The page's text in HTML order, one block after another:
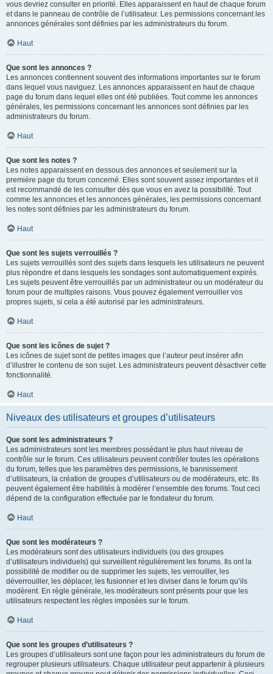
vous devriez consulter en priorité. Elles apparaissent en haut de chaque forum
et dans le panneau de contrôle de l’utilisateur. Les permissions concernant les
annonces générales sont définies par les administrateurs du forum.
Haut
Que sont les annonces ?
Les annonces contiennent souvent des informations importantes sur le forum
dans lequel vous naviguez. Les annonces apparaissent en haut de chaque
page du forum dans lequel elles ont été publiées. Tout comme les annonces
générales, les permissions concernant les annonces sont définies par les
administrateurs du forum.
Haut
Que sont les notes ?
Les notes apparaissent en dessous des annonces et seulement sur la
première page du forum concerné. Elles sont souvent assez importantes et il
est recommandé de les consulter dès que vous en avez la possibilité. Tout
comme les annonces et les annonces générales, les permissions concernant
les notes sont définies par les administrateurs du forum.
Haut
Que sont les sujets verrouillés ?
Les sujets verrouillés sont des sujets dans lesquels les utilisateurs ne peuvent
plus répondre et dans lesquels les sondages sont automatiquement expirés.
Les sujets peuvent être verrouillés par un administrateur ou un modérateur du
forum pour de multiples raisons. Vous pouvez également verrouiller vos
propres sujets, si cela a été autorisé par les administrateurs.
Haut
Que sont les icônes de sujet ?
Les icônes de sujet sont de petites images que l’auteur peut insérer afin
d’illustrer le contenu de son sujet. Les administrateurs peuvent désactiver cette
fonctionnalité.
Haut
Niveaux des utilisateurs et groupes d’utilisateurs
Que sont les administrateurs ?
Les administrateurs sont les membres possédant le plus haut niveau de
contrôle sur le forum. Ces utilisateurs peuvent contrôler toutes les opérations
du forum, telles que les paramètres des permissions, le bannissement
d’utilisateurs, la création de groupes d’utilisateurs ou de modérateurs, etc. Ils
peuvent également être habilités à modérer l’ensemble des forums. Tout ceci
dépend de la configuration effectuée par le fondateur du forum.
Haut
Que sont les modérateurs ?
Les modérateurs sont des utilisateurs individuels (ou des groupes
d’utilisateurs individuels) qui surveillent régulièrement les forums. Ils ont la
possibilité de modifier ou de supprimer les sujets, les verrouiller, les
déverrouiller, les déplacer, les fusionner et les diviser dans le forum qu’ils
modèrent. En règle générale, les modérateurs sont présents pour que les
utilisateurs respectent les règles imposées sur le forum.
Haut
Que sont les groupes d’utilisateurs ?
Les groupes d’utilisateurs sont une façon pour les administrateurs du forum de
regrouper plusieurs utilisateurs. Chaque utilisateur peut appartenir à plusieurs